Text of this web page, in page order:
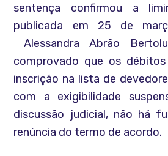
sentença confirmou a
publicada em 25 de
Alessandra Abrão
comprovado que os
inscrição na lista de
com a exigibilidade
discussão judicial, não há
renúncia do termo de acordo.